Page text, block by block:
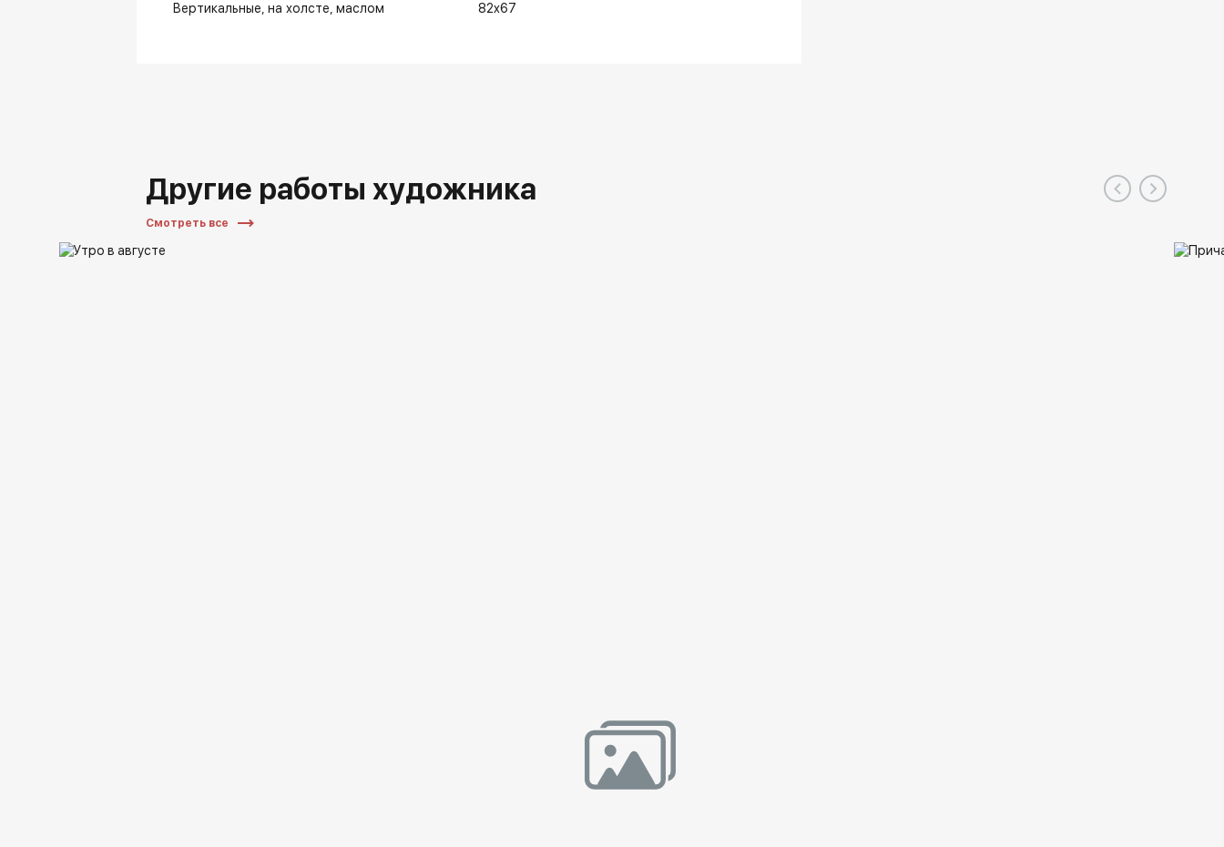
Вертикальные на холсте маслом
82x67
Другие работы художника
Смотреть все